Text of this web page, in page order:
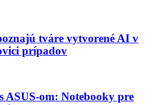
tváre vytvorené AI v
prípadov
ASUS-om: Notebooky pre